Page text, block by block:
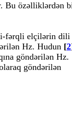
Bu özəlliklərdən
fərqli elçilərin
Hz. Hudun [2
göndərilən Hz.
göndərilən